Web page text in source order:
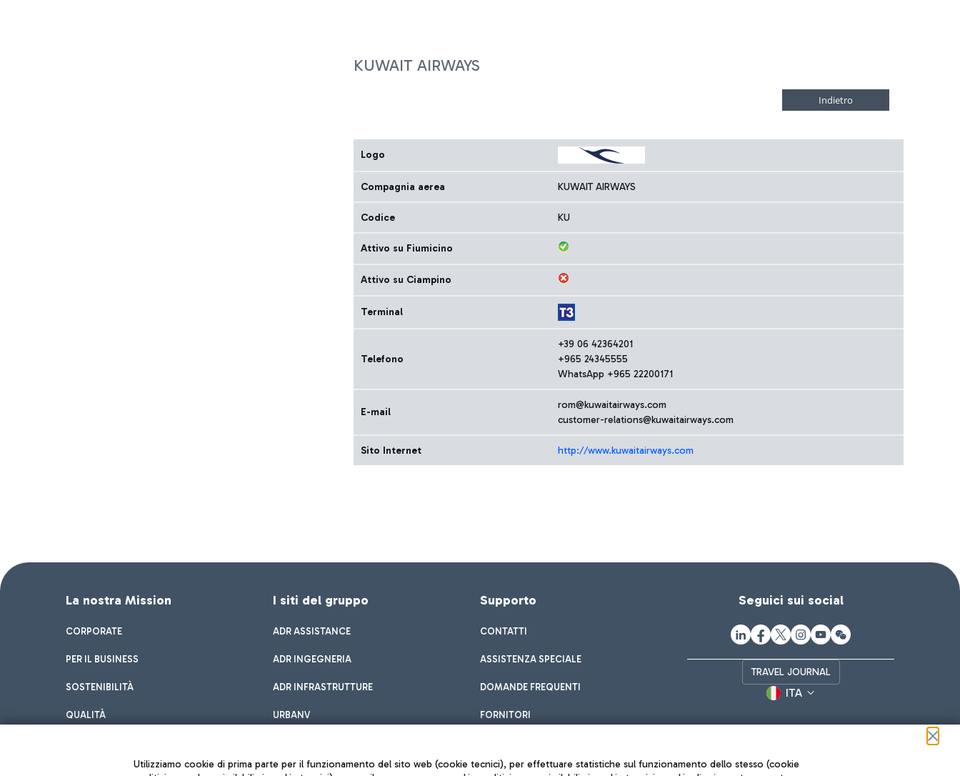
KUWAIT AIRWAYS
Logo
Compagnia aerea KUWAIT AIRWAYS
Codice KU
Attivo su Fiumicino
Attivo su Ciampino
Terminal
Telefono
+39 06 42364201
+965 24345555
WhatsApp +965 22200171
E-mail
rom@kuwaitairways.com
customer-relations@kuwaitairways.com
Sito Internet http://www.kuwaitairways.com
La nostra Mission
CORPORATE
PER IL BUSINESS
SOSTENIBILITÀ
QUALITÀ
I siti del gruppo
ADR ASSISTANCE
ADR INGEGNERIA
ADR INFRASTRUTTURE
URBANV
Supporto
CONTATTI
ASSISTENZA SPECIALE
DOMANDE FREQUENTI
FORNITORI
Seguici sui social
TRAVEL JOURNAL
ITA
Utilizziamo cookie di prima parte per il funzionamento del sito web (cookie tecnici), per effettuare statistiche sul funzionamento dello stesso (cookie